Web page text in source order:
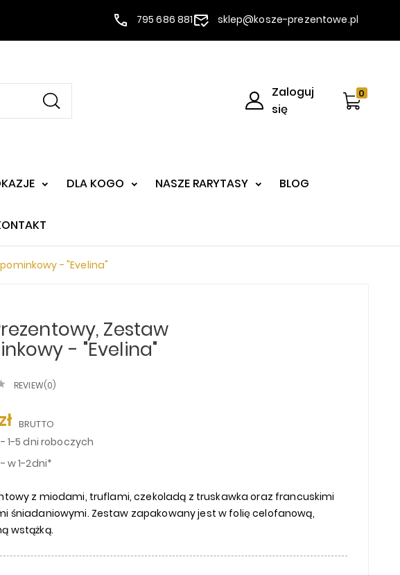
795 686 881 sklep@kosze-prezentowe.pl
Zaloguj
się
0
DLA KOGO NASZE RARYTASY BLOG
- "Evelina"
Zestaw
- "Evelina"
REVIEW(0)
BRUTTO
- 1-5 dni roboczych
w 1-2dni*
z miodami, truflami, czekoladą z truskawka oraz francuskimi
śniadaniowymi. Zestaw zapakowany jest w folię celofanową,
wstążką.